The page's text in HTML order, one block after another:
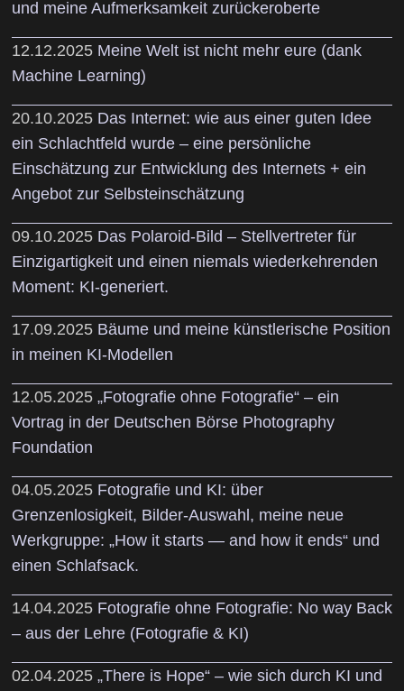
und meine Aufmerksamkeit zurückeroberte
12.12.2025 Meine Welt ist nicht mehr eure (dank
Machine Learning)
20.10.2025 Das Internet: wie aus einer guten Idee
ein Schlachtfeld wurde – eine persönliche
Einschätzung zur Entwicklung des Internets + ein
Angebot zur Selbsteinschätzung
09.10.2025 Das Polaroid-Bild – Stellvertreter für
Einzigartigkeit und einen niemals wiederkehrenden
Moment: KI-generiert.
17.09.2025 Bäume und meine künstlerische Position
in meinen KI-Modellen
12.05.2025 „Fotografie ohne Fotografie“ – ein
Vortrag in der Deutschen Börse Photography
Foundation
04.05.2025 Fotografie und KI: über
Grenzenlosigkeit, Bilder-Auswahl, meine neue
Werkgruppe: „How it starts — and how it ends“ und
einen Schlafsack.
14.04.2025 Fotografie ohne Fotografie: No way Back
– aus der Lehre (Fotografie & KI)
02.04.2025 „There is Hope“ – wie sich durch KI und